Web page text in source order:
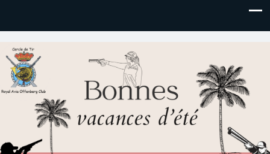
Royal AOC Florennes
Section TIR de l'AVIA